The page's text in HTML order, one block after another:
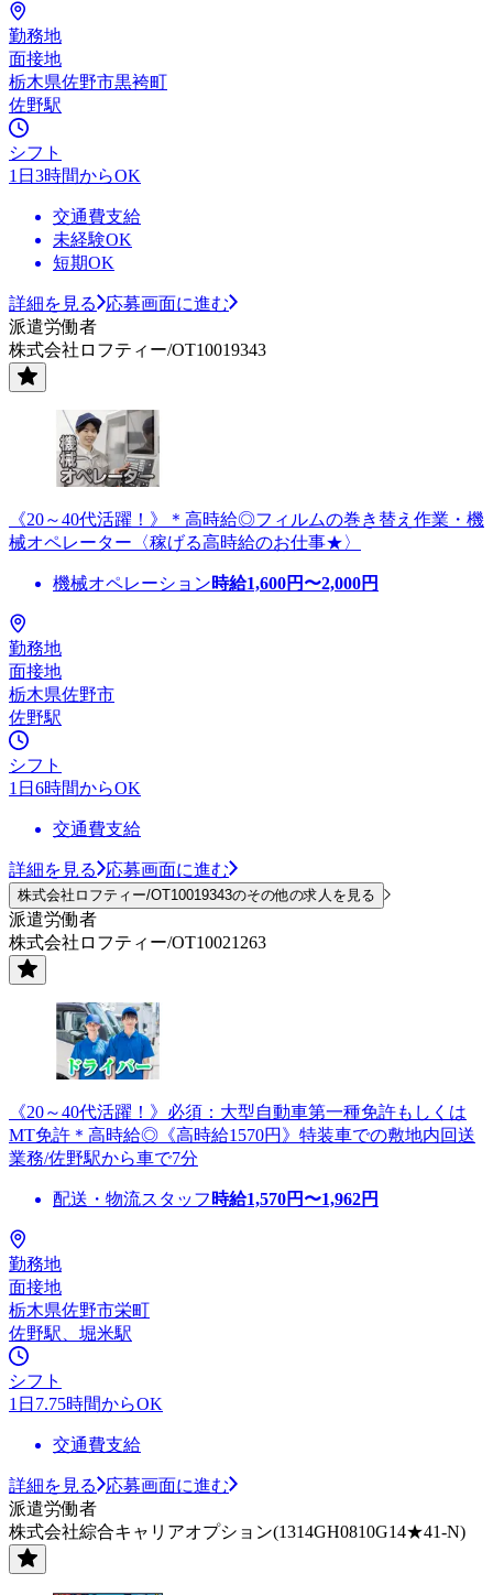
勤務地
面接地
栃木県佐野市黒袴町
佐野駅
シフト
1日3時間からOK
交通費支給
未経験OK
短期OK
詳細を見る
応募画面に進む
派遣労働者
株式会社ロフティー/OT10019343
《20～40代活躍！》＊高時給◎フィルムの巻き替え作業・機
械オペレーター〈稼げる高時給のお仕事★〉
機械オペレーション時給1,600円〜2,000円
勤務地
面接地
栃木県佐野市
佐野駅
シフト
1日6時間からOK
交通費支給
詳細を見る 応募画面に進む
株式会社ロフティー/OT10019343のその他の求人を見る
派遣労働者
株式会社ロフティー/OT10021263
《20～40代活躍！》必須：大型自動車第一種免許もしくは
MT免許＊高時給◎《高時給1570円》特装車での敷地内回送
業務/佐野駅から車で7分
配送・物流スタッフ 時給1,570円〜1,962円
勤務地
面接地
栃木県佐野市栄町
佐野駅、堀米駅
シフト
1日7.75時間からOK
交通費支給
詳細を見る
応募画面に進む
派遣労働者
株式会社綜合キャリアオプション(1314GH0810G14★41-N)